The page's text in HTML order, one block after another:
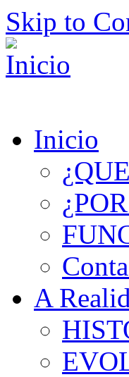
Skip to
Inicio
A